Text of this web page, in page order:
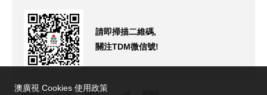
請即掃描二維碼,
關注TDM微信號!
澳廣視 Cookies 使用政策